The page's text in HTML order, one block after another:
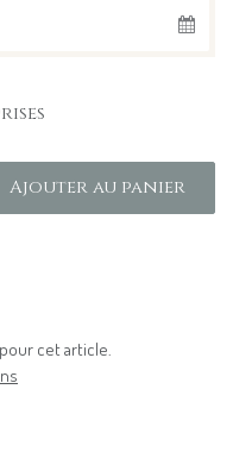
Ajouter au panier
cet article.